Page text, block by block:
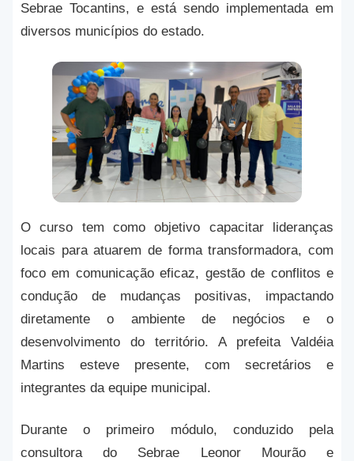
Sebrae Tocantins, e está sendo implementada em
diversos municípios do estado.
O curso tem como objetivo capacitar lideranças
locais para atuarem de forma transformadora, com
foco em comunicação eficaz, gestão de conflitos e
condução de mudanças positivas, impactando
diretamente o ambiente de negócios e o
desenvolvimento do território. A prefeita Valdéia
Martins esteve presente, com secretários e
integrantes da equipe municipal.
Durante o primeiro módulo, conduzido pela
consultora do Sebrae Leonor Mourão e